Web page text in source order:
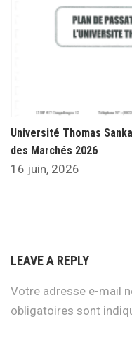
Université Thomas
des Marchés 2026
16 juin, 2026
LEAVE A REPLY
Votre adresse e-mail
obligatoires sont